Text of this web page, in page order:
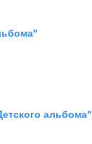
альбома"